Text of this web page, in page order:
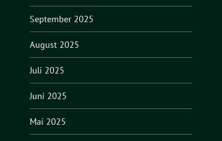
September 2025
August 2025
Juli 2025
Juni 2025
Mai 2025